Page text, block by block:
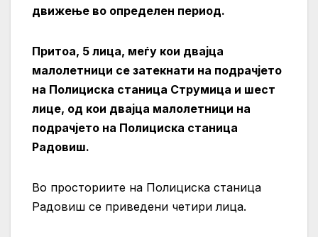
движење во определен период.
Притоа, 5 лица, меѓу кои двајца
малолетници се затекнати на подрачјето
на Полициска станица Струмица и шест
лице, од кои двајца малолетници на
подрачјето на Полициска станица
Радовиш.
Во просториите на Полициска станица
Радовиш се приведени четири лица.